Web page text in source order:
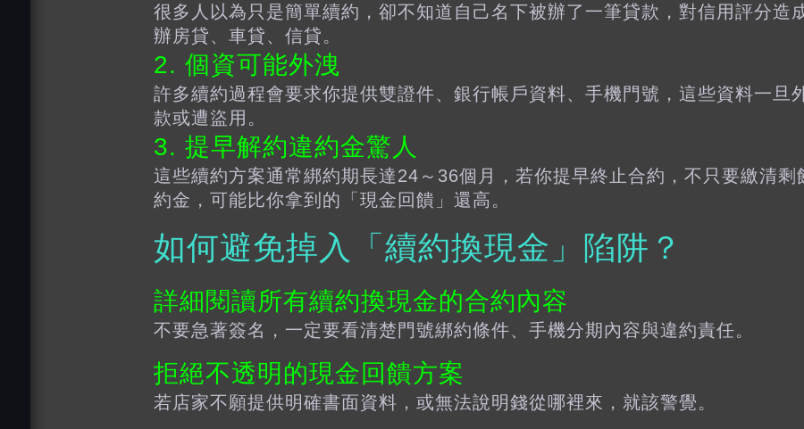
很多人以為只是簡單續約，卻不知道自己名下被辦了一筆貸款，對信用評分造
辦房貸、車貸、信貸。
2. 個資可能外洩
許多續約過程會要求你提供雙證件、銀行帳戶資料、手機門號，這些資料一旦
款或遭盜用。
3. 提早解約違約金驚人
這些續約方案通常綁約期長達24～36個月，若你提早終止合約，不只要繳清剩
約金，可能比你拿到的「現金回饋」還高。
如何避免掉入「續約換現金」陷阱？
詳細閱讀所有續約換現金的合約內容
不要急著簽名，一定要看清楚門號綁約條件、手機分期內容與違約責任。
拒絕不透明的現金回饋方案
若店家不願提供明確書面資料，或無法說明錢從哪裡來，就該警覺。